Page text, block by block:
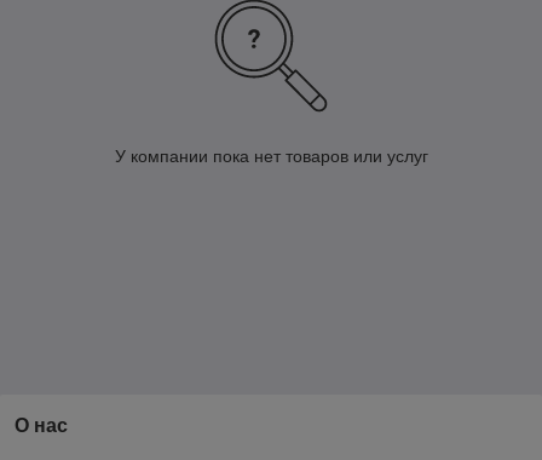
У компании пока нет товаров или услуг
О нас